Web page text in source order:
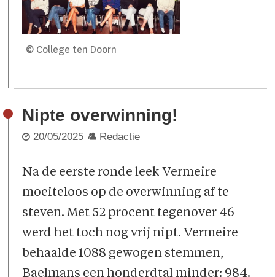
© College ten Doorn
Nipte overwinning!
20/05/2025 Redactie
Na de eerste ronde leek Vermeire
moeiteloos op de overwinning af te
steven. Met 52 procent tegenover 46
werd het toch nog vrij nipt. Vermeire
behaalde 1088 gewogen stemmen,
Baelmans een honderdtal minder: 984.